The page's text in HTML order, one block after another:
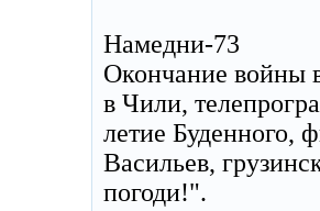
Намедни-73
Окончание войны
в Чили,
летие Буденного,
Васильев,
погоди!".